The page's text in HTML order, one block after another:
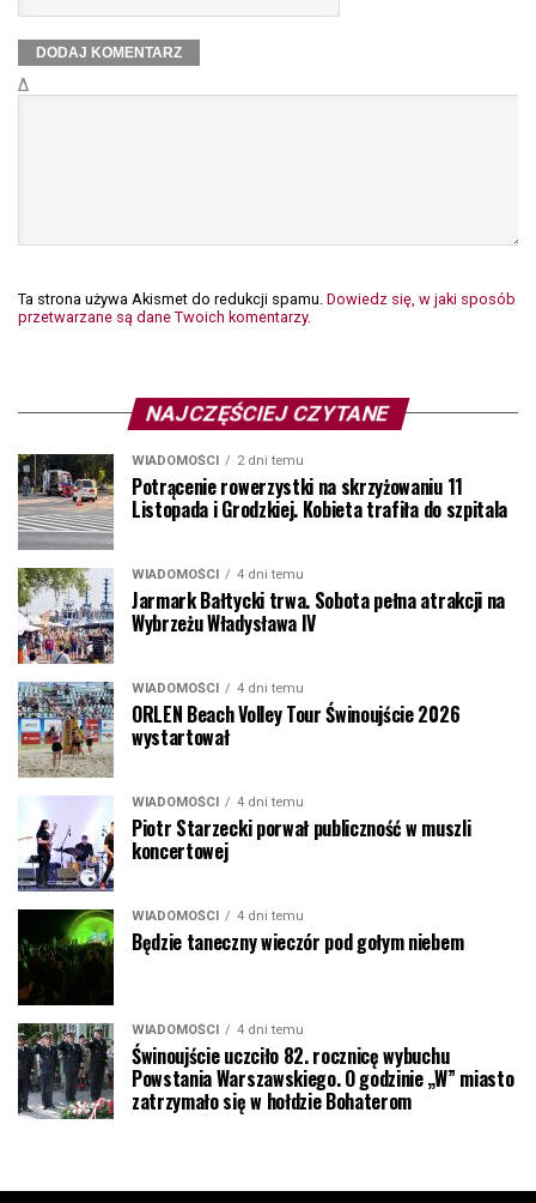
Δ
Ta strona używa Akismet do redukcji spamu. Dowiedz się, w jaki sposób
przetwarzane są dane Twoich komentarzy.
NAJCZĘŚCIEJ CZYTANE
WIADOMOŚCI 2 dni temu
Potrącenie rowerzystki na skrzyżowaniu 11
Listopada i Grodzkiej. Kobieta trafiła do szpitala
WIADOMOŚCI 4 dni temu
Jarmark Bałtycki trwa. Sobota pełna atrakcji na
Wybrzeżu Władysława IV
WIADOMOŚCI 4 dni temu
ORLEN Beach Volley Tour Świnoujście 2026
wystartował
WIADOMOŚCI 4 dni temu
Piotr Starzecki porwał publiczność w muszli
koncertowej
WIADOMOŚCI 4 dni temu
Będzie taneczny wieczór pod gołym niebem
WIADOMOŚCI 4 dni temu
Świnoujście uczciło 82. rocznicę wybuchu
Powstania Warszawskiego. O godzinie „W” miasto
zatrzymało się w hołdzie Bohaterom